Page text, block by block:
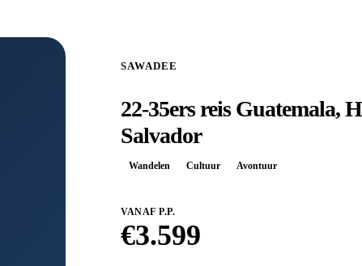
SAWADEE
22-35ers reis Guatemala,
Salvador
Wandelen Cultuur Avontuur
VANAF P.P.
€3.599